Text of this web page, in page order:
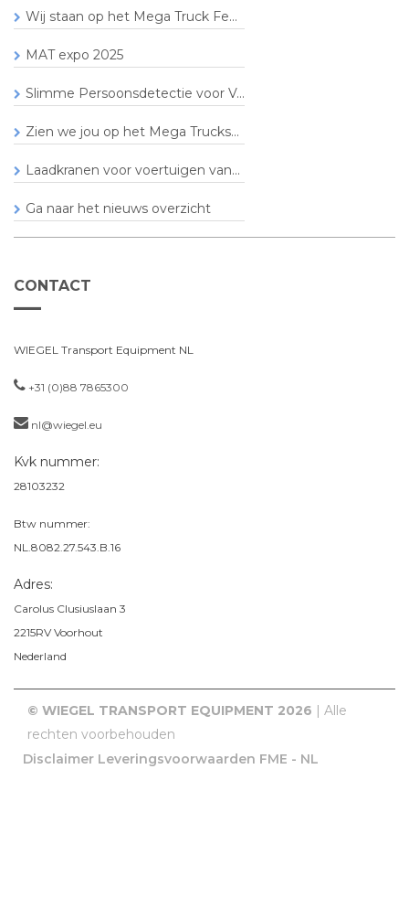
Wij staan op het Mega Truck Fe...
MAT expo 2025
Slimme Persoonsdetectie voor V...
Zien we jou op het Mega Trucks...
Laadkranen voor voertuigen van...
Ga naar het nieuws overzicht
CONTACT
WIEGEL Transport Equipment NL
+31 (0)88 7865300
nl@wiegel.eu
Kvk nummer:
28103232
Btw nummer:
NL.8082.27.543.B.16
Adres:
Carolus Clusiuslaan 3
2215RVVoorhout
Nederland
© WIEGEL TRANSPORT EQUIPMENT 2026 | Alle
rechten voorbehouden
Disclaimer Leveringsvoorwaarden FME - NL